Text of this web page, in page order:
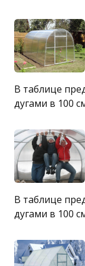
В таблице
дугами в 100
В таблице
дугами в 100